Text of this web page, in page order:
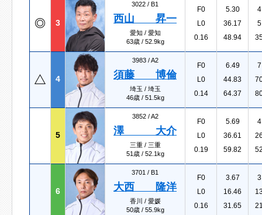
3
3022 / B1
西山 昇一
愛知 / 愛知
63歳 / 52.9kg
F0
L0
0.16
5.30
36.17
48.94
4
3983 /A2
須藤 博倫
埼玉 / 埼玉
46歳 / 51.5kg
F0
L0
0.14
6.49
44.83
64.37
5
3852 /A2
澤 大介
三重 / 三重
51歳 / 52.1kg
F0
L0
0.19
5.69
36.61
59.82
6
3701 / B1
大西 隆洋
香川 / 愛媛
50歳 / 55.9kg
F0
L0
0.16
3.67
16.46
31.65